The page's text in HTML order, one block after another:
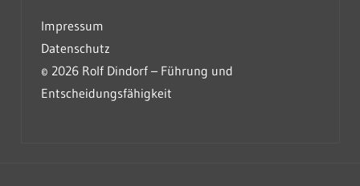
Impressum
Datenschutz
© 2026 Rolf Dindorf – Führung und
Entscheidungsfähigkeit